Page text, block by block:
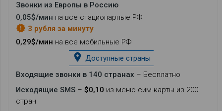
Звонки из Европы в Россию
0,05$/мин на все стационарные РФ
new_releases 3 рубля за минуту
0,29$/мин на все мобильные РФ
place Доступные страны
Входящие звонки в 140 странах – Бесплатно
Исходящие SMS – $0,10 из меню сим-карты из 200
стран